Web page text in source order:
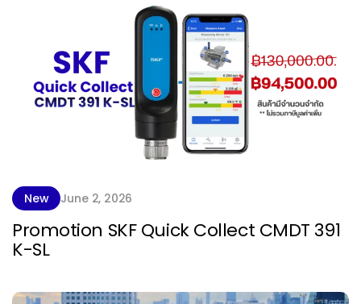
New June 2, 2026
Promotion SKF Quick Collect CMDT 391
K-SL